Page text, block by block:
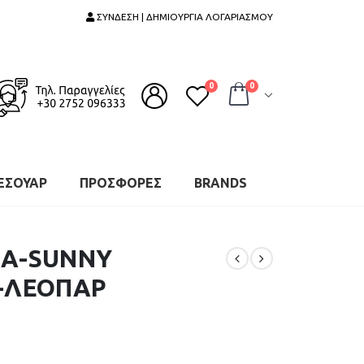
ΣΥΝΔΕΣΗ | ΔΗΜΙΟΥΡΓΙΑ ΛΟΓΑΡΙΑΣΜΟΥ
0 0
ΠΡΟΣΦΟΡΕΣ BRANDS
SUNNY
ΛΕΟΠΑΡ